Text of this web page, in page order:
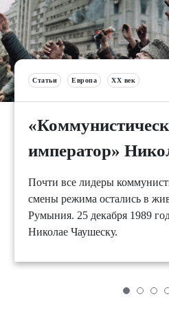
Статьи Европа XX век
император»
Почти все лидеры
смены режима остались в
Румыния. 25 декабря 1989
Николае Чаушеску.